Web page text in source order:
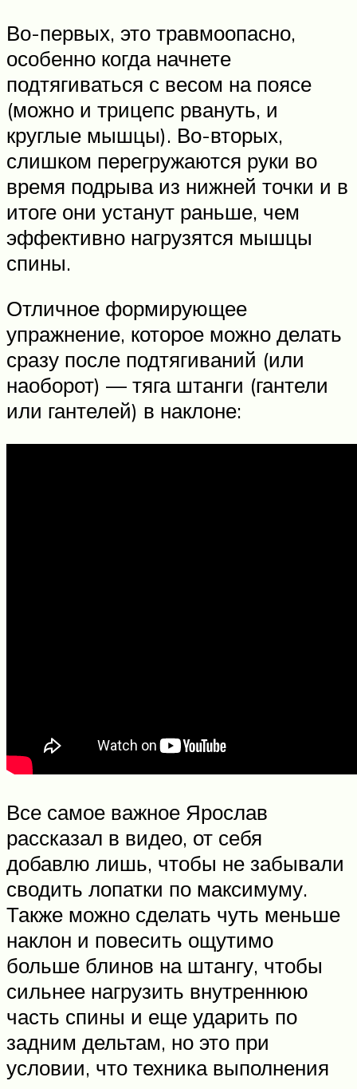
Во-первых, это травмоопасно,
особенно когда начнете
подтягиваться с весом на поясе
(можно и трицепс рвануть, и
круглые мышцы). Во-вторых,
слишком перегружаются руки во
время подрыва из нижней точки и в
итоге они устанут раньше, чем
эффективно нагрузятся мышцы
спины.
Отличное формирующее
упражнение, которое можно делать
сразу после подтягиваний (или
наоборот) — тяга штанги (гантели
или гантелей) в наклоне:
Все самое важное Ярослав
рассказал в видео, от себя
добавлю лишь, чтобы не забывали
сводить лопатки по максимуму.
Также можно сделать чуть меньше
наклон и повесить ощутимо
больше блинов на штангу, чтобы
сильнее нагрузить внутреннюю
часть спины и еще ударить по
задним дельтам, но это при
условии, что техника выполнения